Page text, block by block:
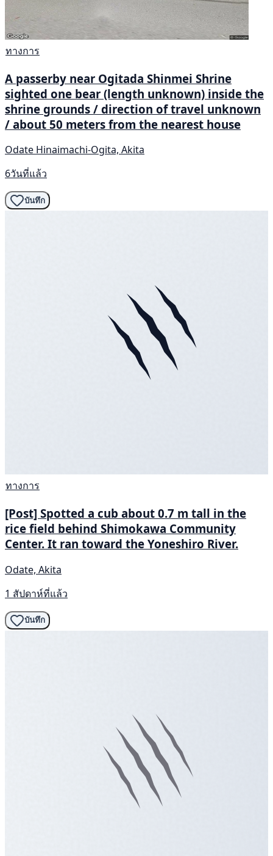
ทางการ
A passerby near Ogitada Shinmei Shrine
sighted one bear (length unknown) inside the
shrine grounds / direction of travel unknown
/ about 50 meters from the nearest house
Odate Hinaimachi-Ogita, Akita
6วันที่แล้ว
บันทึก
ทางการ
[Post] Spotted a cub about 0.7 m tall in the
rice field behind Shimokawa Community
Center. It ran toward the Yoneshiro River.
Odate, Akita
1 สัปดาห์ที่แล้ว
บันทึก